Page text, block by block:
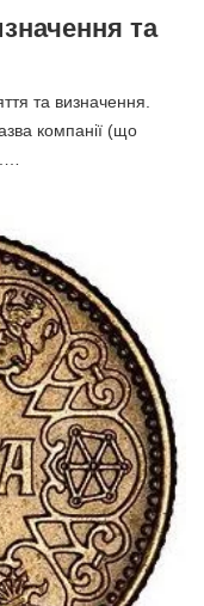
та
та визначення.
компанії (що